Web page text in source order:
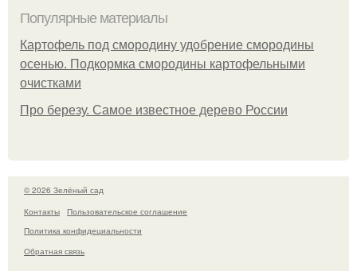
Популярные материалы
Картофель под смородину удобрение смородины
осенью. Подкормка смородины картофельными
очистками
Про березу. Самое известное дерево России
© 2026 Зелёный сад
Контакты
Пользовательское соглашение
Политика конфидециальности
Обратная связь